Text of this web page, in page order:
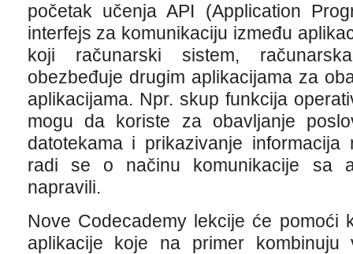
početak učenja API (Application
interfejs za komunikaciju između
koji računarski sistem,
obezbeđuje drugim aplikacijama za
aplikacijama. Npr. skup funkcija
mogu da koriste za obavljanje
datotekama i prikazivanje
radi se o načinu komunikacije sa
napravili.
Nove Codecademy lekcije će pomoći
aplikacije koje na primer